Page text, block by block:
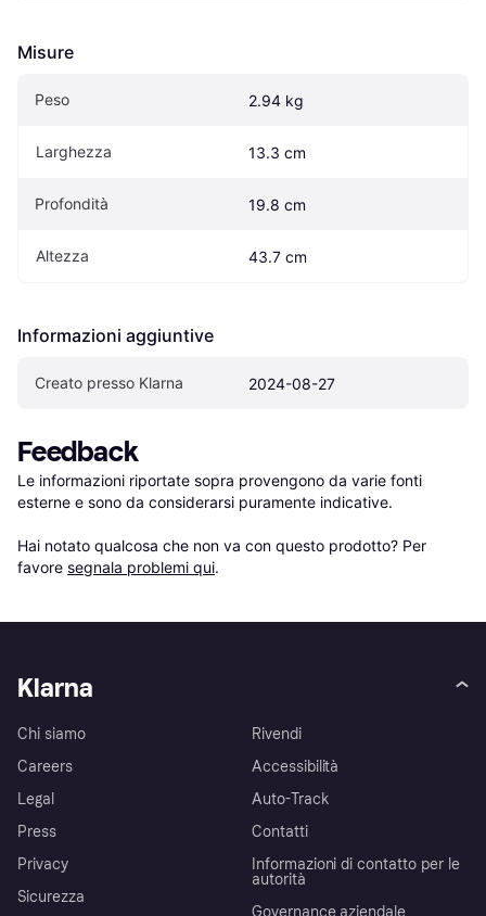
Misure
Peso 2.94 kg
Larghezza 13.3 cm
Profondità 19.8 cm
Altezza 43.7 cm
Informazioni aggiuntive
Creato presso Klarna 2024-08-27
Feedback
Le informazioni riportate sopra provengono da varie fonti
esterne e sono da considerarsi puramente indicative.
Hai notato qualcosa che non va con questo prodotto? Per
favore segnala problemi qui.
Klarna
Chi siamo
Careers
Legal
Press
Privacy
Sicurezza
Rivendi
Accessibilità
Auto-Track
Contatti
Informazioni di contatto per le
autorità
Governance aziendale